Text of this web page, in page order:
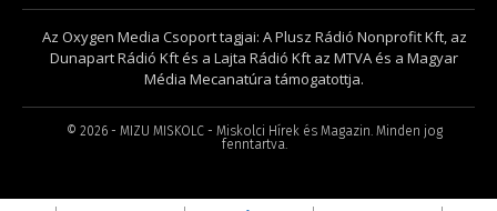
Az Oxygen Media Csoport tagjai: A Plusz Rádió Nonprofit Kft, az
Dunapart Rádió Kft és a Lajta Rádió Kft az MTVA és a Magyar
Média Mecanatúra támogatottja.
© 2026- MIZU MISKOLC - Miskolci Hírek és Magazin. Minden jog
fenntartva.